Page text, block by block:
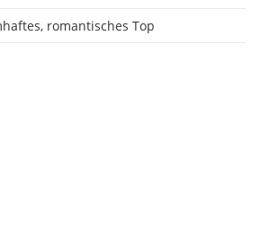
romantisches Top